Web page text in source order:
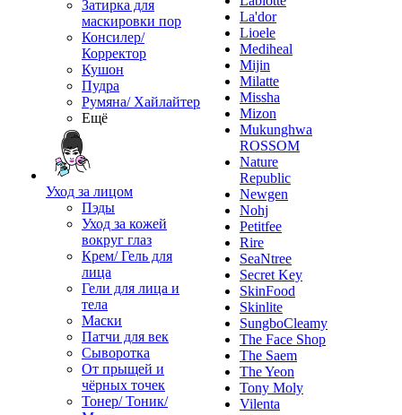
Затирка для
маскировки пор
Консилер/
Корректор
Кушон
Пудра
Румяна/ Хайлайтер
Ещё
Уход за лицом
Пэды
Уход за кожей
вокруг глаз
Крем/ Гель для
лица
Гели для лица и
тела
Маски
Патчи для век
Сыворотка
От прыщей и
чёрных точек
Тонер/ Тоник/
La'dor
Lioele
Mediheal
Mijin
Milatte
Missha
Mizon
Mukunghwa
ROSSOM
Nature
Republic
Newgen
Nohj
Petitfee
Rire
SeaNtree
Secret Key
SkinFood
Skinlite
SungboCleamy
The Face Shop
The Saem
The Yeon
Tony Moly
Vilenta